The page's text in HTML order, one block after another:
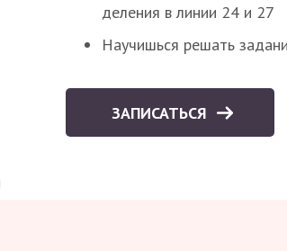
деления в линии 24 и 27
Научишься решать
ЗАПИСАТЬСЯ